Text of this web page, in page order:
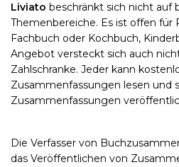
Liviato beschränkt sich nicht auf
Themenbereiche. Es ist offen für
Fachbuch oder Kochbuch,
Angebot versteckt sich auch
Zahlschranke. Jeder kann
Zusammenfassungen lesen und
Zusammenfassungen
Die Verfasser von
das Veröffentlichen von